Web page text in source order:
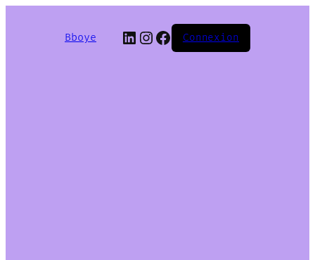
Bboye LinkedIn
Instagram
Facebook
Connexion